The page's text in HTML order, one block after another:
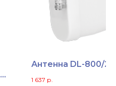
Антенна DL-800/
1 637 р.